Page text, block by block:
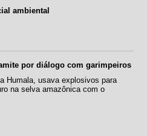
ambiental
por diálogo com garimpeiros
Humala, usava explosivos para
na selva amazônica com o